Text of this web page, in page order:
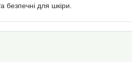
безпечні для шкіри.